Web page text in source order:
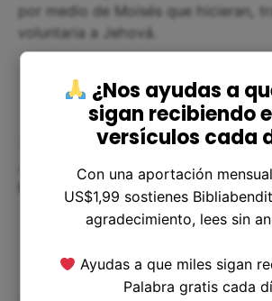
por medio de Moisés que hicieran,
voluntaria a Jehová.
Entonces Moisés dijo a los hijos
Jehová ha nombrado a Bezaleel hijo
Hur, de la tribu de Judá,
¿Nos ayudas a
sigan recibiendo
versículos cada
Con una aportación
US$1,99 sostienes
agradecimiento, lees sin
Ayudas a que miles sigan
Palabra gratis cada